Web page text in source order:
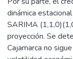
dinámica
SARIMA
proyección. Se
Cajamarca no